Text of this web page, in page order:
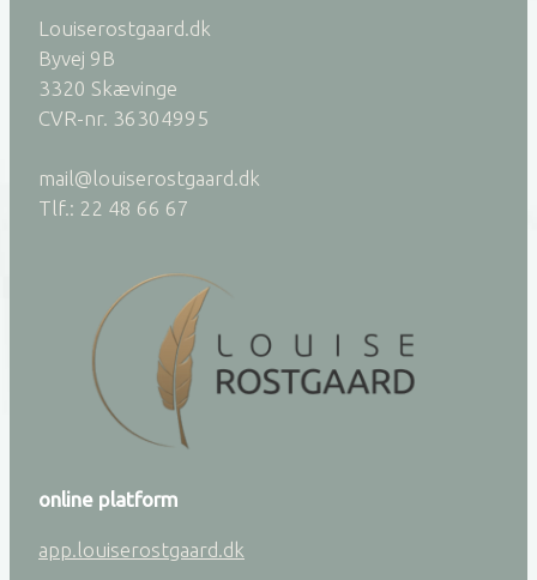
Louiserostgaard.dk
Byvej 9B
3320 Skævinge
CVR-nr. 36304995
mail@louiserostgaard.dk
Tlf.: 22 48 66 67
online platform
app.louiserostgaard.dk